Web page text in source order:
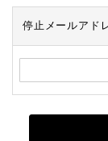
停止メールアド